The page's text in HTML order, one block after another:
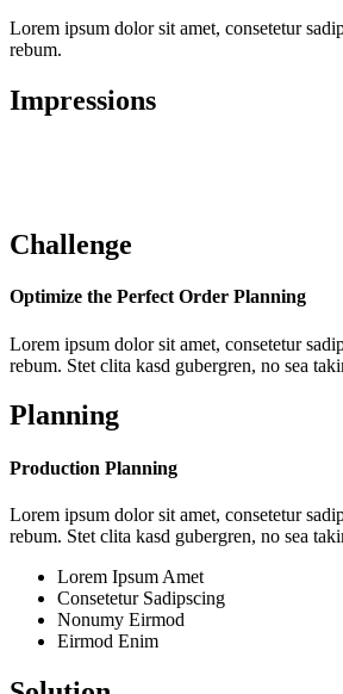
Lorem ipsum dolor sit amet, consetetur
rebum.
Impressions
Challenge
Optimize the Perfect Order Planning
Lorem ipsum dolor sit amet, consetetur
rebum. Stet clita kasd gubergren, no sea
Planning
Production Planning
Lorem ipsum dolor sit amet, consetetur
rebum. Stet clita kasd gubergren, no sea
Lorem Ipsum Amet
Consetetur Sadipscing
Nonumy Eirmod
Eirmod Enim